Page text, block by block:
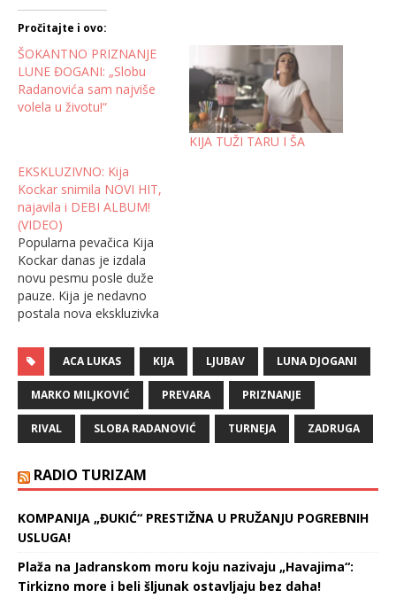
Pročitajte i ovo:
ŠOKANTNO PRIZNANJE
LUNE ĐOGANI: „Slobu
Radanovića sam najviše
volela u životu!“
KIJA TUŽI TARU I ŠA
EKSKLUZIVNO: Kija
Kockar snimila NOVI HIT,
najavila i DEBI ALBUM!
(VIDEO)
Popularna pevačica Kija
Kockar danas je izdala
novu pesmu posle duže
pauze. Kija je nedavno
postala nova ekskluzivka
današnja premijera
pesme “Da li si dovoljno
lud da meni kažeš da” je
uvertira za njen debi
album koji će uskoro
ugledati svetlost dana
se vratila zgodnija nego
ikad, spremna da bude…
ACA LUKAS KIJA LJUBAV LUNA DJOGANI
MARKO MILJKOVIĆ PREVARA PRIZNANJE
RIVAL SLOBA RADANOVIĆ TURNEJA ZADRUGA
RADIO TURIZAM
KOMPANIJA „ĐUKIĆ“ PRESTIŽNA U PRUŽANJU POGREBNIH
USLUGA!
Plaža na Jadranskom moru koju nazivaju „Havajima“:
Tirkizno more i beli šljunak ostavljaju bez daha!